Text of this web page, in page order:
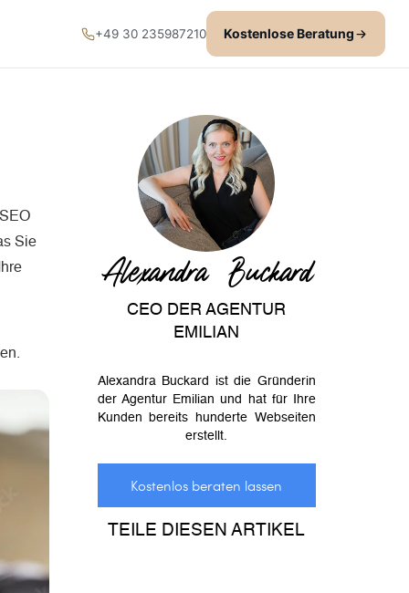
+49 30 235987210 Kostenlose Beratung
Sie
Alexandra Buckard
CEO DER AGENTUR
EMILIAN
Alexandra Buckard ist die Gründerin
der Agentur Emilian und hat für Ihre
Kunden bereits hunderte Webseiten
erstellt.
Kostenlos beraten lassen
TEILE DIESEN ARTIKEL